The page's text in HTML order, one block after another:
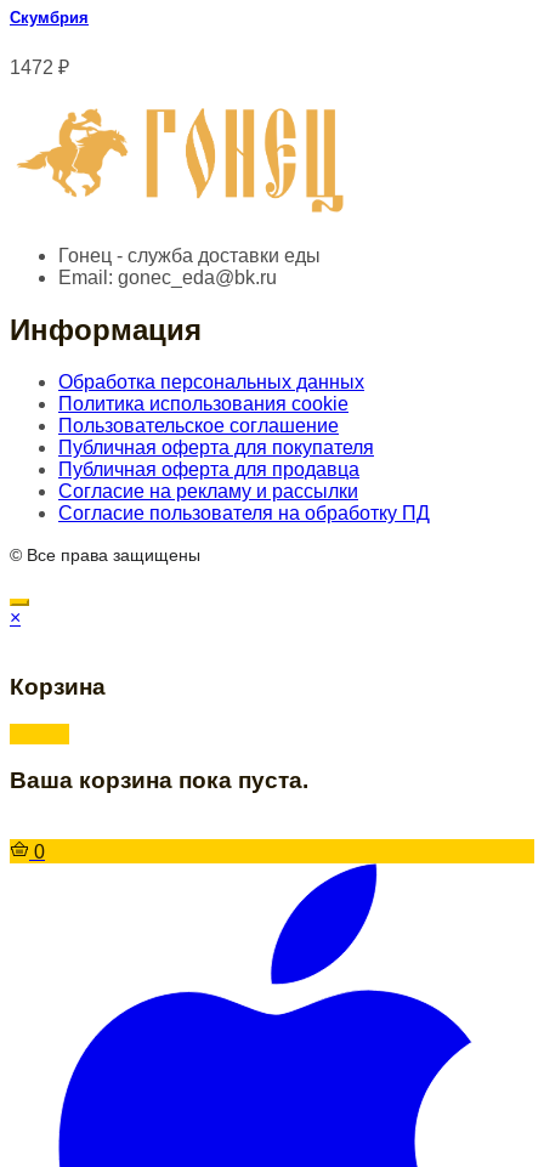
Скумбрия
1472 ₽
Гонец - служба доставки еды
Email: gonec_eda@bk.ru
Информация
Обработка персональных данных
Политика использования cookie
Пользовательское соглашение
Публичная оферта для покупателя
Публичная оферта для продавца
Согласие на рекламу и рассылки
Согласие пользователя на обработку ПД
© Все права защищены
×
Корзина
Ваша корзина пока пуста.
0